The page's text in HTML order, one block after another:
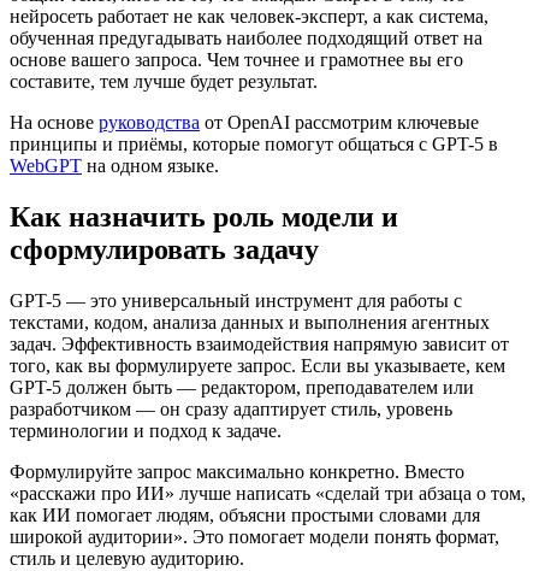
нейросеть работает не как человек-эксперт, а как система,
обученная предугадывать наиболее подходящий ответ на
основе вашего запроса. Чем точнее и грамотнее вы его
составите, тем лучше будет результат.
На основе руководства от OpenAI рассмотрим ключевые
принципы и приёмы, которые помогут общаться с GPT-5 в
WebGPT на одном языке.
Как назначить роль модели и
сформулировать задачу
GPT-5 — это универсальный инструмент для работы с
текстами, кодом, анализа данных и выполнения агентных
задач. Эффективность взаимодействия напрямую зависит от
того, как вы формулируете запрос. Если вы указываете, кем
GPT-5 должен быть — редактором, преподавателем или
разработчиком — он сразу адаптирует стиль, уровень
терминологии и подход к задаче.
Формулируйте запрос максимально конкретно. Вместо
«расскажи про ИИ» лучше написать «сделай три абзаца о том,
как ИИ помогает людям, объясни простыми словами для
широкой аудитории». Это помогает модели понять формат,
стиль и целевую аудиторию.